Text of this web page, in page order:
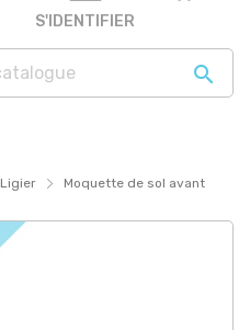

S'IDENTIFIER
Ligier Moquette de sol avant